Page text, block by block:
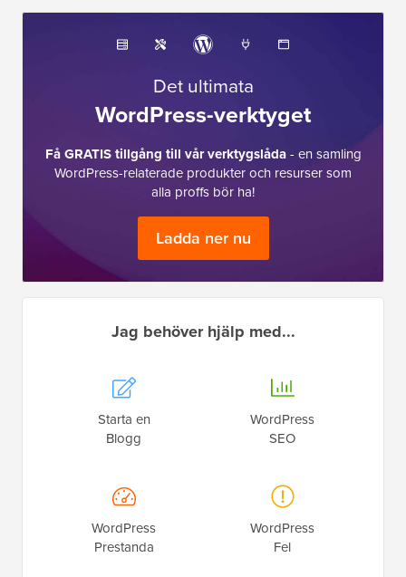
Det ultimata
WordPress-verktyget
Få GRATIS tillgång till vår verktygslåda- en samling
WordPress-relaterade produkter och resurser som
alla proffs bör ha!
Ladda ner nu
Jag behöver hjälp med...
Starta en
Blogg
WordPress
SEO
WordPress
Prestanda
WordPress
Fel